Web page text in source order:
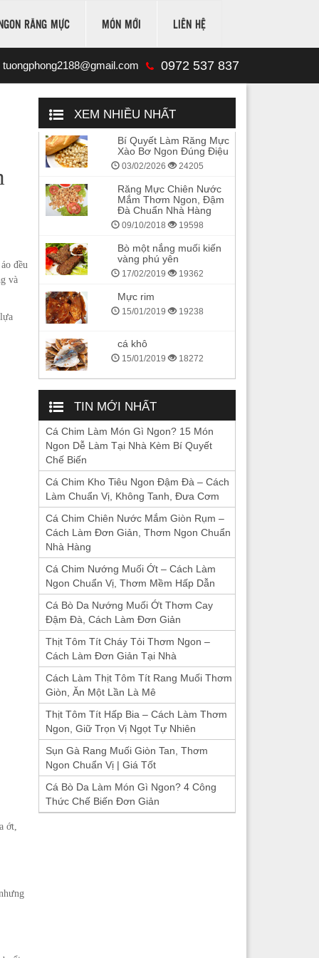
RĂNG MỰC MÓN MỚI LIÊN HỆ
tuongphong2188@gmail.com 0972 537 837
đều
và
ớt,
XEM NHIỀU NHẤT
Bí Quyết Làm Răng Mực
Xào Bơ Ngon Đúng Điệu
03/02/2026 24205
Răng Mực Chiên Nước
Mắm Thơm Ngon, Đậm
Đà Chuẩn Nhà Hàng
09/10/2018 19598
Bò một nắng muối kiến
vàng phú yên
17/02/2019 19362
Mực rim
15/01/2019 19238
cá khô
15/01/2019 18272
TIN MỚI NHẤT
Cá Chim Làm Món Gì Ngon? 15 Món
Ngon Dễ Làm Tại Nhà Kèm Bí Quyết
Chế Biến
Cá Chim Kho Tiêu Ngon Đậm Đà – Cách
Làm Chuẩn Vị, Không Tanh, Đưa Cơm
Cá Chim Chiên Nước Mắm Giòn Rụm –
Cách Làm Đơn Giản, Thơm Ngon Chuẩn
Nhà Hàng
Cá Chim Nướng Muối Ớt – Cách Làm
Ngon Chuẩn Vị, Thơm Mềm Hấp Dẫn
Cá Bò Da Nướng Muối Ớt Thơm Cay
Đậm Đà, Cách Làm Đơn Giản
Thịt Tôm Tít Cháy Tỏi Thơm Ngon –
Cách Làm Đơn Giản Tại Nhà
Cách Làm Thịt Tôm Tít Rang Muối Thơm
Giòn, Ăn Một Lần Là Mê
Thịt Tôm Tít Hấp Bia – Cách Làm Thơm
Ngon, Giữ Trọn Vị Ngọt Tự Nhiên
Sụn Gà Rang Muối Giòn Tan, Thơm
Ngon Chuẩn Vị | Giá Tốt
Cá Bò Da Làm Món Gì Ngon? 4 Công
Thức Chế Biến Đơn Giản